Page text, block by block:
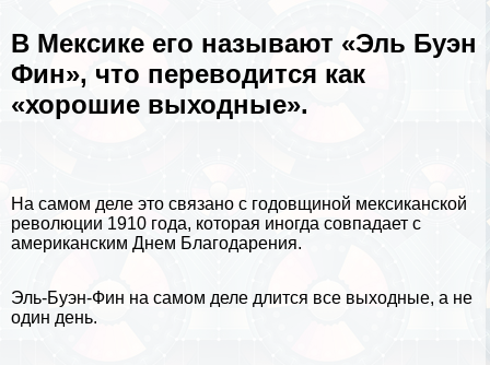
В Мексике его называют «Эль Буэн
Фин», что переводится как
«хорошие выходные».
На самом деле это связано с годовщиной мексиканской
революции 1910 года, которая иногда совпадает с
американским Днем Благодарения.
Эль-Буэн-Фин на самом деле длится все выходные, а не
один день.